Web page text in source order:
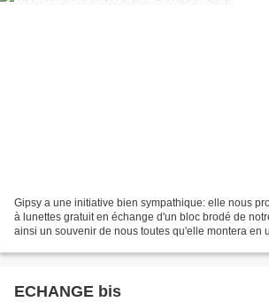
Gipsy a une initiative bien sympathique: elle nous
à lunettes gratuit en échange d'un bloc brodé de
ainsi un souvenir de nous toutes qu'elle montera en
ECHANGE bis